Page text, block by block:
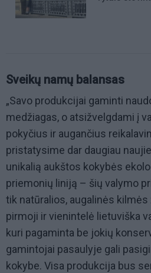
Sveikų namų balansas
„Savo produkcijai gaminti
medžiagas, o atsižvelgdami į
pokyčius ir augančius
pristatysime dar daugiau
unikalią aukštos kokybės
priemonių liniją – šių valymo
tik natūralios, augalinės kilmės
pirmoji ir vienintelė lietuviška
kuri pagaminta be jokių
gamintojai pasaulyje gali
kokybe. Visa produkcija bus